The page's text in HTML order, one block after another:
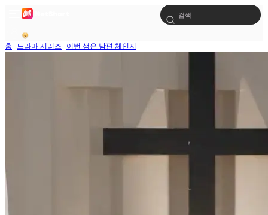
홈 드라마 시리즈 이번 생은 남편 체인지